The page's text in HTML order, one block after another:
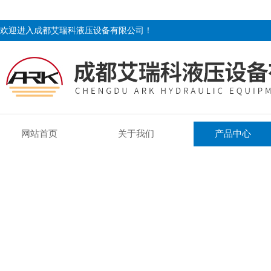
欢迎进入成都艾瑞科液压设备有限公司！
网站首页 关于我们 产品中心